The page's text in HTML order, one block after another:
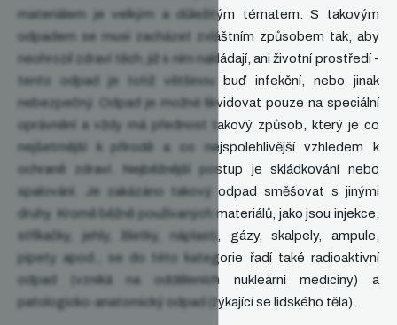
u
materiálem je velkým a důležitým tématem. S takovým
odpadem se musí zacházet zvláštním způsobem tak, aby
neohrozil zdraví těch, již s ním nakládají, ani životní prostředí -
tento odpad je totiž většinou buď infekční, nebo jinak
nebezpečný. Odpad je možné likvidovat pouze na speciální
oprávnění a vždy má přednost takový způsob, který je co
nejšetrnější k přírodě a co nejspolehlivější vzhledem k
ochraně zdraví. Nejběžnější postup je skládkování nebo
spalování. Je zakázáno takový odpad směšovat s jinými
druhy. Kromě běžně používaných materiálů, jako jsou injekce,
stříkačky, jehly, žiletky, náplasti, gázy, skalpely, ampule,
pipety apod., se do této kategorie řadí také radioaktivní
odpad (vzniká na odděleních nukleární medicíny) a
patologicko-anatomický odpad (týkající se lidského těla).